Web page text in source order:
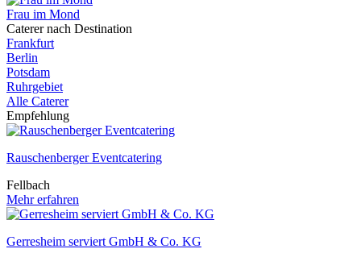
Frau im Mond
Caterer nach Destination
Frankfurt
Berlin
Potsdam
Ruhrgebiet
Alle Caterer
Empfehlung
Rauschenberger Eventcatering
Fellbach
Mehr erfahren
Gerresheim serviert GmbH & Co. KG